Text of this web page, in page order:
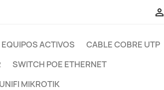

ACTIVOS
CABLE COBRE UTP
SWITCH POE ETHERNET
MIKROTIK